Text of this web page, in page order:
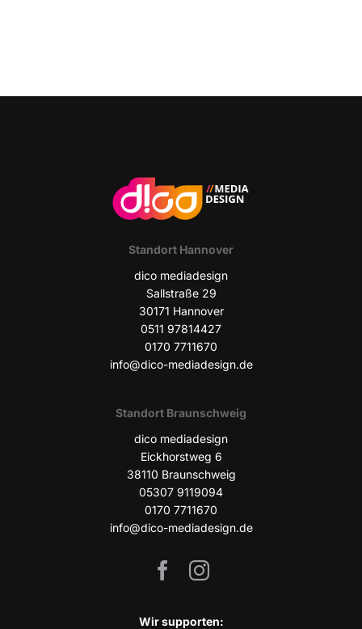
Stand­ort Hannover
dico media­de­sign
Sall­stra­ße 29
30171 Han­no­ver
0511 97814427
0170 7711670
info@dico-mediadesign.de
Stand­ort Braunschweig
dico media­de­sign
Eick­horst­weg 6
38110 Braun­schweig
05307 9119094
0170 7711670
info@dico-mediadesign.de
Wir sup­port­en: